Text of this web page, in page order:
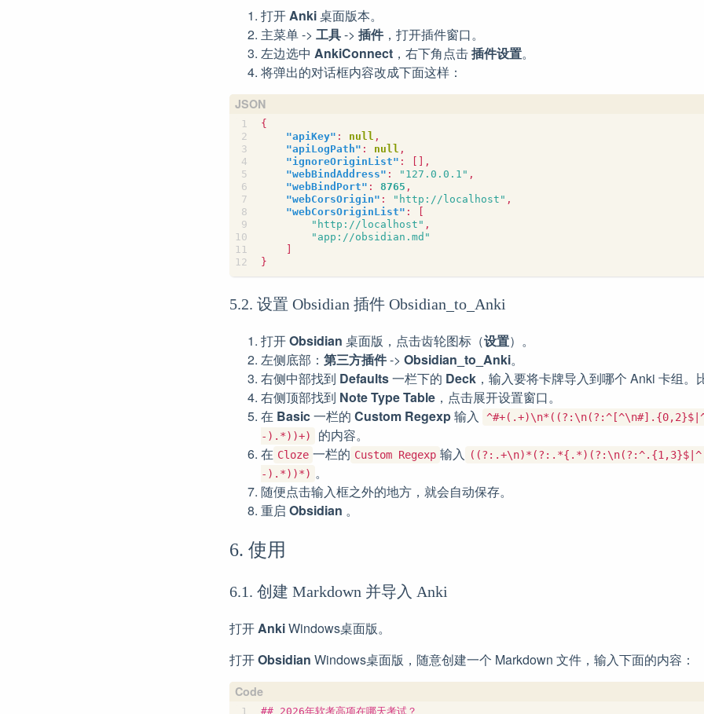
打开Anki桌面版本。
主菜单 -> 工具-> 插件，打开插件窗口。
左边选中 AnkiConnect ，右下角点击插件设置。
将弹出的对话框内容改成下面这样：
{
"apiKey" : null ,
"apiLogPath" : null ,
"ignoreOriginList" :
[],
"webBindAddress" : "127.0.0.1" ,
"webBindPort" : 8765 ,
"webCorsOrigin" : "http://localhost" ,
"webCorsOriginList" :
"http://localhost" ,
"app://obsidian.md"
}
5.2. 设置 Obsidian 插件 Obsidian_to_Anki
打开Obsidian 桌面版，点击齿轮图标（设置）。
左侧底部： 第三方插件-> Obsidian_to_Anki。
右侧中部找到 Defaults一栏下的 Deck ，输入要将卡牌导入到哪个 Anki 卡组。
右侧顶部找到 Note Type Table ，点击展开设置窗口。
在 Basic一栏的 Custom Regexp输入
-).*))+)
的内容。
在 Cloze 一栏的 Custom Regexp 输入
-).*))*) 。
随便点击输入框之外的地方，就会自动保存。
重启 Obsidian 。
6. 使用
6.1. 创建 Markdown 并导入 Anki
打开AnkiWindows桌面版。
打开Obsidian Windows桌面版，随意创建一个 Markdown 文件，输入下面的内容：